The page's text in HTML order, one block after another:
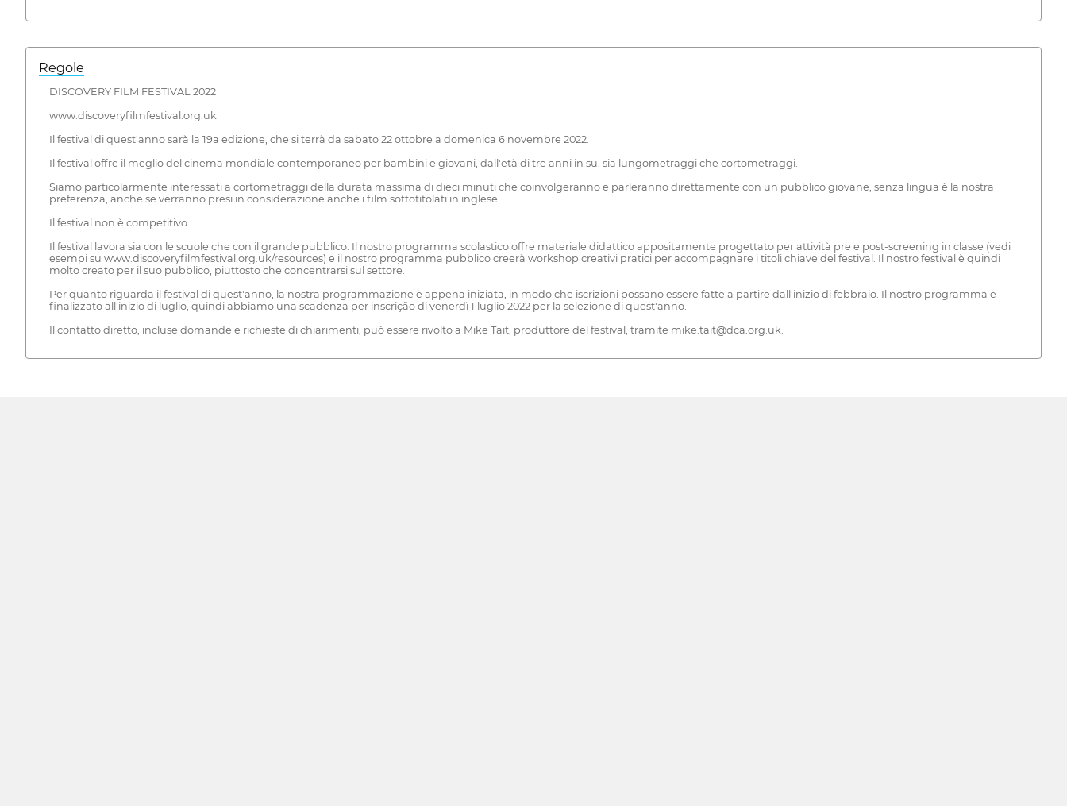
Regole
DISCOVERY FILM FESTIVAL 2022
www.discoveryfilmfestival.org.uk
Il festival di quest'anno sarà la 19a edizione, che si terrà da sabato 22 ottobre a domenica 6 novembre 2022.
Il festival offre il meglio del cinema mondiale contemporaneo per bambini e giovani, dall'età di tre anni in su, sia lungometraggi che cortometraggi.
Siamo particolarmente interessati a cortometraggi della durata massima di dieci minuti che coinvolgeranno e parleranno direttamente con un pubblico giovane, senza lingua è la nostra
preferenza, anche se verranno presi in considerazione anche i film sottotitolati in inglese.
Il festival non è competitivo.
Il festival lavora sia con le scuole che con il grande pubblico. Il nostro programma scolastico offre materiale didattico appositamente progettato per attività pre e post-screening in classe (vedi
esempi su www.discoveryfilmfestival.org.uk/resources) e il nostro programma pubblico creerà workshop creativi pratici per accompagnare i titoli chiave del festival. Il nostro festival è quindi
molto creato per il suo pubblico, piuttosto che concentrarsi sul settore.
Per quanto riguarda il festival di quest'anno, la nostra programmazione è appena iniziata, in modo che iscrizioni possano essere fatte a partire dall'inizio di febbraio. Il nostro programma è
finalizzato all'inizio di luglio, quindi abbiamo una scadenza per inscrição di venerdì 1 luglio 2022 per la selezione di quest'anno.
Il contatto diretto, incluse domande e richieste di chiarimenti, può essere rivolto a Mike Tait, produttore del festival, tramite mike.tait@dca.org.uk.